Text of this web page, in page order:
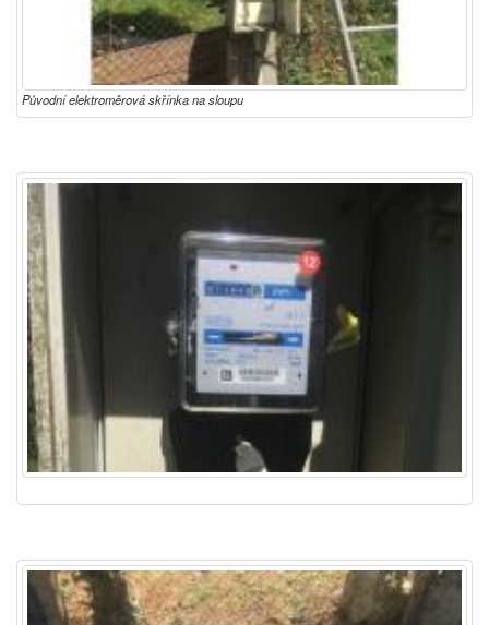
Původní elektroměrová skřínka na sloupu